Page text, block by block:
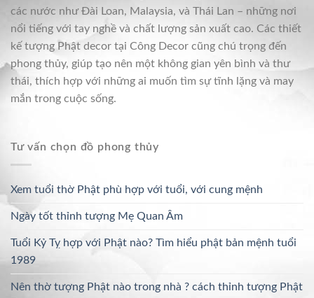
các nước như Đài Loan, Malaysia, và Thái Lan – những nơi
nổi tiếng với tay nghề và chất lượng sản xuất cao. Các thiết
kế tượng Phật decor tại Công Decor cũng chú trọng đến
phong thủy, giúp tạo nên một không gian yên bình và thư
thái, thích hợp với những ai muốn tìm sự tĩnh lặng và may
mắn trong cuộc sống.
Tư vấn chọn đồ phong thủy
Xem tuổi thờ Phật phù hợp với tuổi, với cung mệnh
Ngày tốt thỉnh tượng Mẹ Quan Âm
Tuổi Kỷ Tỵ hợp với Phật nào? Tìm hiểu phật bản mệnh tuổi
1989
Nên thờ tượng Phật nào trong nhà ? cách thỉnh tượng Phật